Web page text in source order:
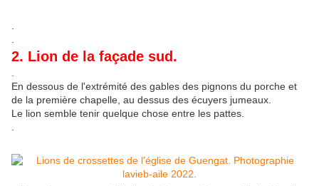
2. Lion de la façade sud.
En dessous de l'extrémité des gables des pignons du porche et
de la première chapelle, au dessus des écuyers jumeaux.
Le lion semble tenir quelque chose entre les pattes.